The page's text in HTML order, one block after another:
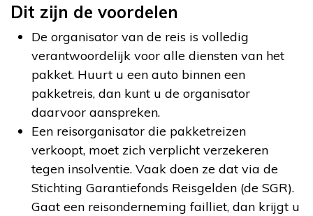
Dit zijn de voordelen
De organisator van de reis is volledig
verantwoordelijk voor alle diensten van het
pakket. Huurt u een auto binnen een
pakketreis, dan kunt u de organisator
daarvoor aanspreken.
Een reisorganisator die pakketreizen
verkoopt, moet zich verplicht verzekeren
tegen insolventie. Vaak doen ze dat via de
Stichting Garantiefonds Reisgelden (de SGR).
Gaat een reisonderneming failliet, dan krijgt u